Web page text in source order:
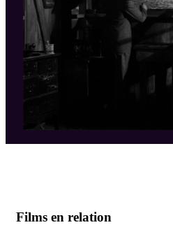
Films en relation